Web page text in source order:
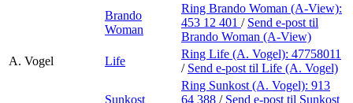
Gavekort
Best på service
Brando
Woman
Ring Brando Woman (A-View):
453 12 401 / Send e-post til
Brando Woman (A-View)
A. Vogel
Life
Ring Life (A. Vogel): 47758011
/ Send e-post til Life (A. Vogel)
Sunkost
Ring Sunkost (A. Vogel): 913
64 388 / Send e-post til Sunkost